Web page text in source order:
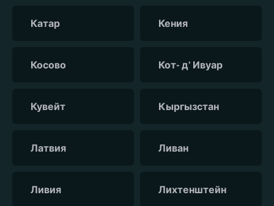
Катар Кения
Косово Кот- д’ Ивуар
Кувейт Кыргызстан
Латвия Ливан
Ливия Лихтенштейн